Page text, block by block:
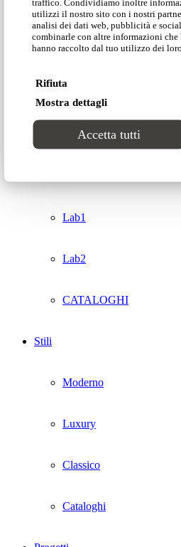
traffico. Condividiamo inoltre
utilizzi il nostro sito con i nostri
analisi dei dati web, pubblicità e
combinarle con altre informazioni
hanno raccolto dal tuo utilizzo dei
Rifiuta
Mostra dettagli
Accetta tutti
Groove
Tracks
Sweet dreams
Lab1
Lab2
CATALOGHI
Stili
Moderno
Luxury
Classico
Cataloghi
61121 Pesaro (PU) Italia
© Domingo | P. IVA
Privacy Policy